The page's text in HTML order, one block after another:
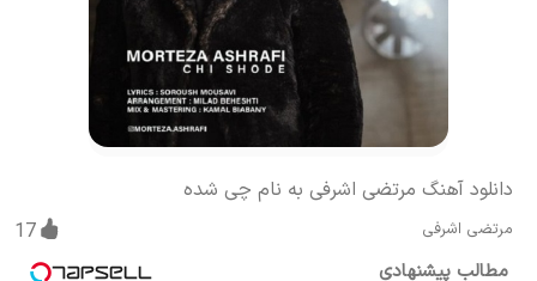
دانلود آهنگ مرتضی اشرفی به نام چی شده
مرتضی اشرفی 17
مطالب پیشنهادی